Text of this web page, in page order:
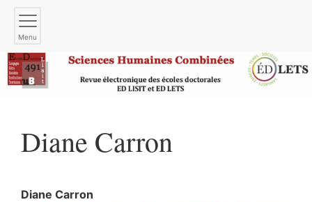
Menu
Diane Carron
Diane Carron